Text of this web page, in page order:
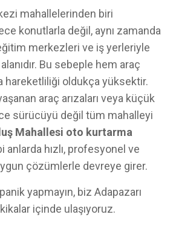
mahallelerinden biri
konutlarla değil, aynı zamanda
merkezleri ve iş yerleriyle
Bu sebeple hem araç
hareketliliği oldukça yüksektir.
araç arızaları veya küçük
sürücüyü değil tüm mahalleyi
Mahallesi oto kurtarma
anlarda hızlı, profesyonel ve
çözümlerle devreye girer.
yapmayın, biz Adapazarı
içinde ulaşıyoruz.